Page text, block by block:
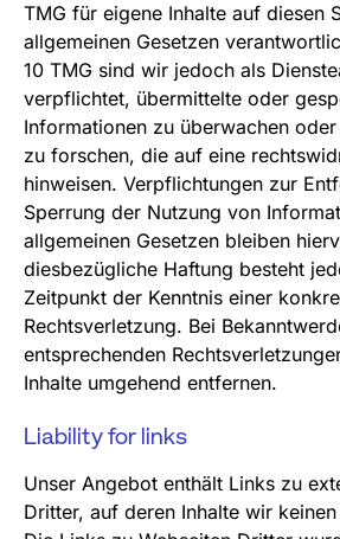
TMG für eigene Inhalte auf diesen
allgemeinen Gesetzen
10 TMG sind wir jedoch als
verpflichtet, übermittelte oder
Informationen zu überwachen
zu forschen, die auf eine
hinweisen. Verpflichtungen zur
Sperrung der Nutzung von
allgemeinen Gesetzen bleiben
diesbezügliche Haftung besteht
Zeitpunkt der Kenntnis einer
Rechtsverletzung. Bei
entsprechenden
Inhalte umgehend entfernen.
Liability for links
Unser Angebot enthält Links zu
Dritter, auf deren Inhalte wir